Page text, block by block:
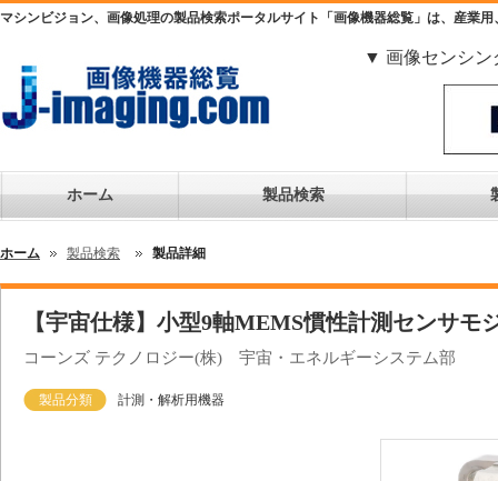
マシンビジョン、画像処理の製品検索ポータルサイト「画像機器総覧」は、産業
▼ 画像センシ
ホーム 製品検索
ホーム 製品検索 製品詳細
【宇宙仕様】小型9軸MEMS慣性計測センサモ
コーンズ テクノロジー(株) 宇宙・エネルギーシステム部
製品分類 計測・解析用機器